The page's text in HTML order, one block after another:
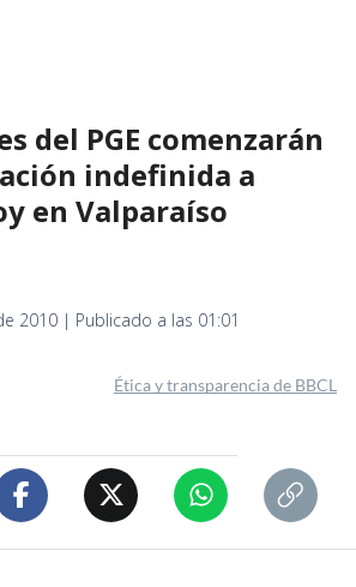
del PGE comenzarán
indefinida a
en Valparaíso
2010 | Publicado a las 01:01
Ética y transparencia de BBCL